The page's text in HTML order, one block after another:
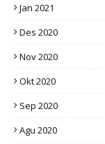
Jan 2021
Des 2020
Nov 2020
Okt 2020
Sep 2020
Agu 2020